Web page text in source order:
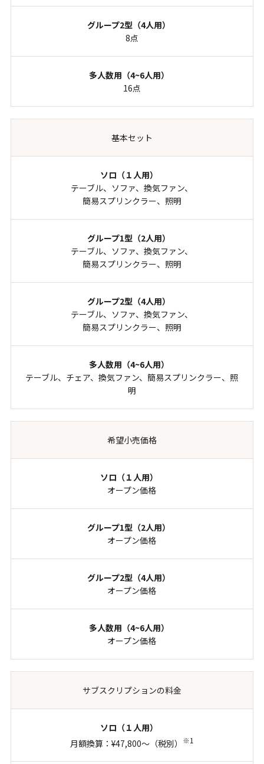
8点
16点
基本セット
テーブル、ソファ、換気ファン、
簡易スプリンクラー、照明
テーブル、ソファ、換気ファン、
簡易スプリンクラー、照明
テーブル、ソファ、換気ファン、
簡易スプリンクラー、照明
テーブル、チェア、換気ファン、簡易スプリンクラー、照
明
希望小売価格
オープン価格
オープン価格
オープン価格
オープン価格
サブスクリプションの料金
月額換算：¥47,800～（税別） ※1